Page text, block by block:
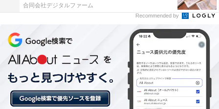
底部分にテープは不要
ダンボールを組み立てる際、底の部分をしっかりとテー
プでとめることがあります。でも、ダイソーの「ダンボ
ール箱」は、重ねるようにしてはめ込むことができるの
で、テープでとめる必要はありません。
合同会社デジタルファーム
Recommended by